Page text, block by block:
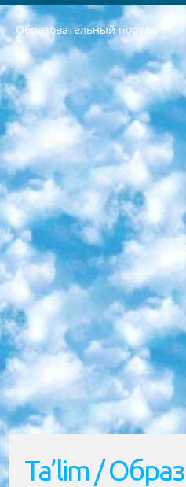
Образовательный портал
РЕСПУБЛИКА УЗБЕКИСТАН МИНИСТРЕРСТВО ДОШКОЛЬНОГО И ШКОЛЬНОГО ОБРАЗОВАНИЯ КОМАНДА в общеобразовательных учреждениях в 2023-2024 учебном году организация и проведение итоговой государственной аттестации обучающихся о Министра дошкольного и школьного образования Республики Узбекистан от 4 марта 2008 года (постановлением Минюста от 20 марта 2008 года № 1778 государственной регистрации) «Итоговое состояние учащихся общего среднего образования на основании положения об утверждении положения об аттестации общего среднего образования выпускной экзамен студентов в образовательных учреждениях в 2023-2024 учебном году В целях организации и прохождения аттестации приказываю: 1. Следующее: перечень предметов, по которым будет проводиться итоговая государственная аттестация и экзамен формы перевода согласно приложению 1; сертификаты международного образца, оценивающие уровень владения иностранными языками перечень согласно приложению 2; 2. Педагогический при специализированных образовательных учреждениях. научно-практический центр квалификации и международной оценки (Д.Давидова) 2024 г. До 25 марта: задания по предметам, по которым будет проводиться итоговая аттестация разработка и утверждение технических условий; итоговая аттестация на основании разработанного предметного задания разработка вопросов по предметам (устно и письменно), экзамен передача; общеобразовательные средние школы и специальные учебные заведения учащиеся выпускных классов школ и интернатов в агентской системе подготовка базы данных экзаменационных материалов и критериев оценки; перевод базы экзаменационных материалов на все языки обучения подать в Республиканский образовательный центр для изготовления; варианты экзаменов на основе разработанных контрольных материалов пусть будут поставлены задачи формирования. 3. Республиканский образовательный центр (Ш.Худайкулов) до 5 апреля 2024 года. до: база данных предоставленных экзаменационных материалов на все языки обучения перевод и экспертиза; для слепых, слабовидящих, глухих, слабослышащих и умственно отсталых детей учащиеся выпускных классов специализированных школ и школ-интернатов база данных экзаменационных материалов на всех преподаваемых языках подготовка критериев оценки; специализированные школы для умственно отсталых детей и технологии для учащихся выпускных классов школ-интернатов разработка соответствующих рекомендаций и критериев проведения ЕГЭ по естествознанию давать задания. 4. Педагогический при специализированных образовательных учреждениях. Научно-практический центр навыков и международной оценки (Д.Давидова), Республика образовательный центр (Худайкулов Ш.) итоговый государственный аттестационный экзамен ориентирован на творческое и логическое мышление при подготовке базы материалов учитывать введение заданий. 5. Следует отметить, что: сертификат государственного образца о знании общеобразовательного предмета и как минимум национальный уровень B1 по предметам на иностранных языках, указанным в Приложении 2. или международно признанный сертификат эквивалентного уровня студенты, изучающие определенный предмет, освобождаются от экзамена; по соответствующим предметам запланирована итоговая государственная аттестация за день до дня, путем жеребьевки Рабочей группой (в письменной форме по предметам, проводимым в форме) из числа сформированных вариантов выбрано 2 варианта; 2 выбранных варианта экзамена анонсированы на официальном сайте министерства и все выпускники по всей стране на основе этих вариантов проводит итоговую государственную аттестацию. 6. Государственное образование учащихся средних общеобразовательных учреждений. знания в соответствии с квалификационными требованиями, которые необходимо приобрести на основании стандартов итоговый (выпускной) контроль для 9 и 11 классов в целях тестирования Экзамены (далее – экзамены) состоят из предметов, перечисленных в приложении 1. будет сделано. 7. Экзамены пройдут с 26 мая по 15 июня 2024 г. (кроме науки физического воспитания). 8. Физическая для учащихся 9 классов общесредних образовательных учреждений. Экзамены по предмету «Образование, квалификация медицина» 1-6 мая 2024 года. сотрудники перевести под присмотр (с отклонениями в физическом или умственном развитии) специализированная школа для детей, школы-интернаты и со сколиозом школы-интернаты санаторного типа для больных детей исключены). 9. Он был слепым, слабовидящим и имел нарушения опорно-двигательного аппарата. экзамены в специализированных школах и интернатах для детей должны проводиться исходя из требований, предъявляемых к общеобразовательным учреждениям (физкультура кроме науки). 10. Специализированная школа для глухих и слабослышащих детей. и экзамены в интернатах и быть реализован в виде письменного теста по математике. 11. Специальность для умственно отсталых детей. Для 9 класса Родной язык и литературное письмо Государственный язык (язык обучения – узбекский). для неклассов) написано Математическое письмо Письменная/устная история Узбекистана Физическое воспитание практично Итоговый контроль Для 11 класса Написание родного языка и литературы (эссе) Математическое письмо Узбекский язык (обучение на узбекском языке) не посещающее общее среднее образование для учреждений)/Образовательное учреждение выбор письменный и устный Иностранный язык письменный/устный Письменная/устная история Узбекистана *По выбору студента:  Химия  Физика  Основы государственного права  География 10 бесплатных образовательных ресурсов - Мы составили подборку онлайн-проектов с интерактивными упражнениями, видеолекциями и статьями. Они помогут вам обрести новые и освежить старые знания бесплатно. 1. «ИНТУИТ» Старейшая образовательная площадка Рунета. Здесь вы найдёте сотни текстовых и видеокурсов на десятки различных тем — от программирования до психологии. Многие курсы подготовлены российскими университетами и крупными международными компаниями вроде Intel и Microsoft. Самостоятельное обучение бесплатное, но желающие могут оплатить услуги персональных наставников. 2. «Смартия» знакомит с актуальными профессиями и подсказывает, как им обучаться. Выбрав заинтересовавшую вас специальность — SMM-специалист, фотограф, веб-дизайнер или другую, — увидите список необходимых для неё умений. Чтобы вы могли освоить их самостоятельно, для каждого умения площадка отображает подборку ссылок на учебные
Ta’lim /